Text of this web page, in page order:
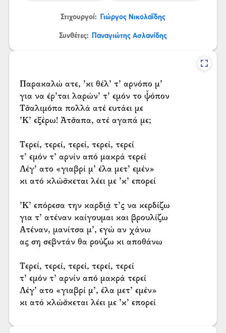
Στιχουργοί: Γιώργος Νικολαΐδης
Συνθέτες: Παναγιώτης Ασλανίδης
Παρακαλώ ατε, ’κι θέλ’ τ’ αρνόπο μ’
για να έρ’ται λαρών’ τ’ εμόν το ψ̌όπον
Τσ̌αλιμόπα πολλά ατέ ευτάει με
’Κ’ εξέρω! Άτσ̌απα, ατέ αγαπά με;
Τερεί, τερεί, τερεί, τερεί, τερεί
τ’ εμόν τ’ αρνίν από μακρά τερεί
Λέγ’ ατο «γιαβρί μ’ έλα μετ’ εμέν»
κι ατό κλώσ̌κεται λέει με ’κ’ επορεί
’Κ’ επόρεσα την καρδι͜ά τ’ς να κερδίζω
για τ’ ατέναν καίγουμαι και βρουλίζω
Ατέναν, μανίτσα μ’, εγώ αν χάνω
ας ση σεβντάν θα ρούζω κι αποθάνω
Τερεί, τερεί, τερεί, τερεί, τερεί
τ’ εμόν τ’ αρνίν από μακρά τερεί
Λέγ’ ατο «γιαβρί μ’, έλα μετ’ εμέν»
κι ατό κλώσ̌κεται λέει με ’κ’ επορεί